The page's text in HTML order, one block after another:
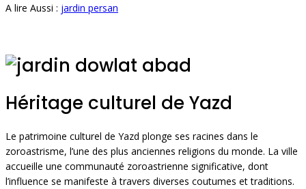
A lire Aussi : jardin persan
Héritage culturel de Yazd
Le patrimoine culturel de Yazd plonge ses racines dans le
zoroastrisme, l’une des plus anciennes religions du monde. La ville
accueille une communauté zoroastrienne significative, dont
l’influence se manifeste à travers diverses coutumes et traditions.